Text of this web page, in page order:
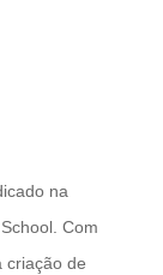
na
Com
criação de